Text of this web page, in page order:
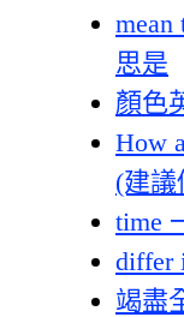
思是
顏色
How
(建議
time
differ
竭盡